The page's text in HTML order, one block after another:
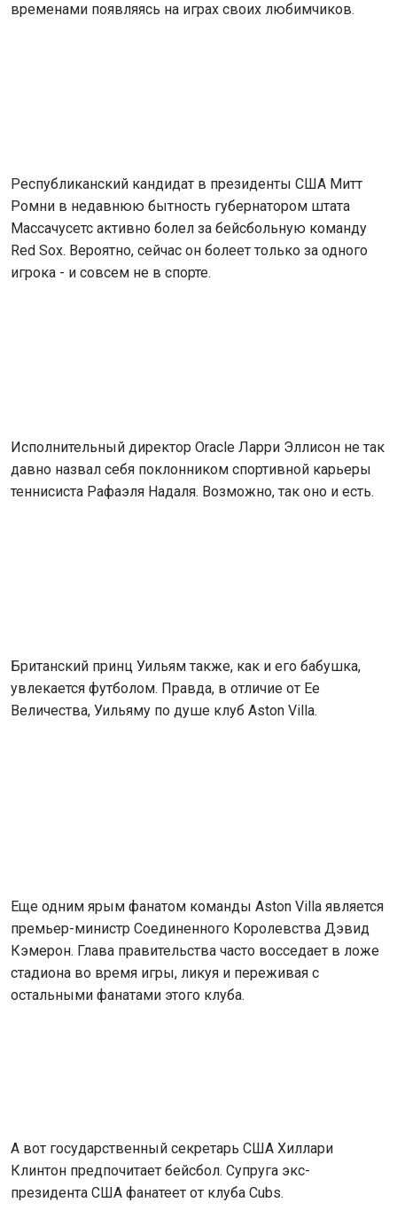
временами появляясь на играх своих любимчиков.
Республиканский кандидат в президенты США Митт
Ромни в недавнюю бытность губернатором штата
Массачусетс активно болел за бейсбольную команду
Red Sox. Вероятно, сейчас он болеет только за одного
игрока - и совсем не в спорте.
Исполнительный директор Oracle Ларри Эллисон не так
давно назвал себя поклонником спортивной карьеры
теннисиста Рафаэля Надаля. Возможно, так оно и есть.
Британский принц Уильям также, как и его бабушка,
увлекается футболом. Правда, в отличие от Ее
Величества, Уильяму по душе клуб Aston Villa.
Еще одним ярым фанатом команды Aston Villa является
премьер-министр Соединенного Королевства Дэвид
Кэмерон. Глава правительства часто восседает в ложе
стадиона во время игры, ликуя и переживая с
остальными фанатами этого клуба.
А вот государственный секретарь США Хиллари
Клинтон предпочитает бейсбол. Супруга экс-
президента США фанатеет от клуба Cubs.